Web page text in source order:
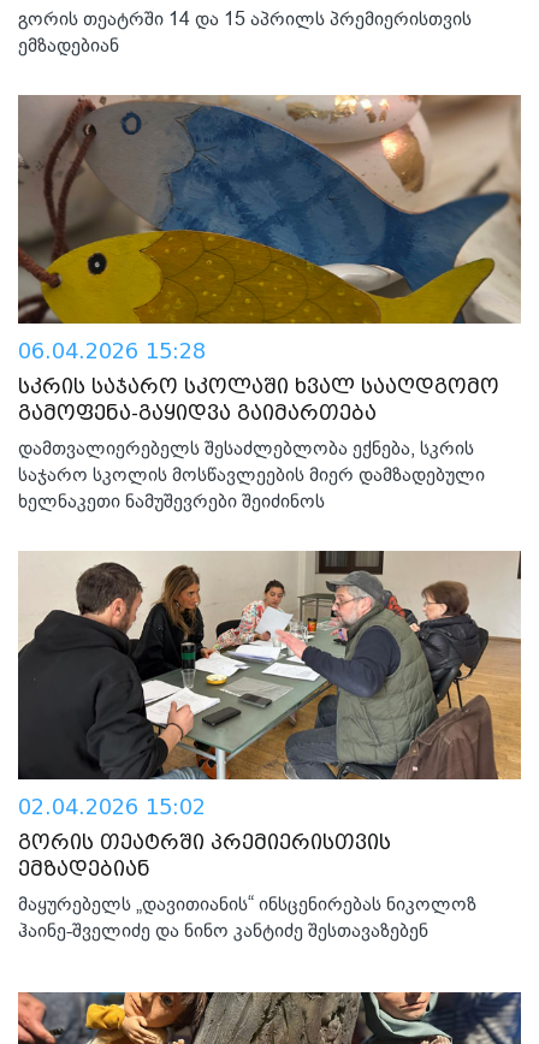
გორის თეატრში 14 და 15 აპრილს პრემიერისთვის
ემზადებიან
06.04.2026 15:28
სკრის საჯარო სკოლაში ხვალ სააღდგომო
გამოფენა-გაყიდვა გაიმართება
დამთვალიერებელს შესაძლებლობა ექნება, სკრის
საჯარო სკოლის მოსწავლეების მიერ დამზადებული
ხელნაკეთი ნამუშევრები შეიძინოს
02.04.2026 15:02
გორის თეატრში პრემიერისთვის
ემზადებიან
მაყურებელს „დავითიანის“ ინსცენირებას ნიკოლოზ
ჰაინე-შველიძე და ნინო კანტიძე შესთავაზებენ